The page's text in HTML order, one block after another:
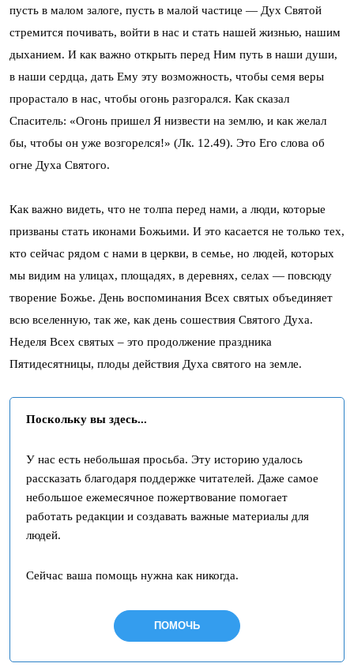
пусть в малом залоге, пусть в малой частице — Дух Святой
стремится почивать, войти в нас и стать нашей жизнью, нашим
дыханием. И как важно открыть перед Ним путь в наши души,
в наши сердца, дать Ему эту возможность, чтобы семя веры
прорастало в нас, чтобы огонь разгорался. Как сказал
Спаситель: «Огонь пришел Я низвести на землю, и как желал
бы, чтобы он уже возгорелся!» (Лк. 12.49). Это Его слова об
огне Духа Святого.
Как важно видеть, что не толпа перед нами, а люди, которые
призваны стать иконами Божьими. И это касается не только тех,
кто сейчас рядом с нами в церкви, в семье, но людей, которых
мы видим на улицах, площадях, в деревнях, селах — повсюду
творение Божье. День воспоминания Всех святых объединяет
всю вселенную, так же, как день сошествия Святого Духа.
Неделя Всех святых – это продолжение праздника
Пятидесятницы, плоды действия Духа святого на земле.
Поскольку вы здесь...
У нас есть небольшая просьба. Эту историю удалось
рассказать благодаря поддержке читателей. Даже самое
небольшое ежемесячное пожертвование помогает
работать редакции и создавать важные материалы для
людей.
Сейчас ваша помощь нужна как никогда.
ПОМОЧЬ